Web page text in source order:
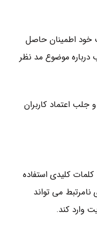
خود اطمینان حاصل
درباره موضوع مد نظر
جلب اعتماد کاربران
کلیدی استفاده
نامرتبط می تواند
وارد کند.